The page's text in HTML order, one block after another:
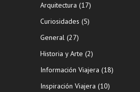
Arquitectura (17)
Curiosidades (5)
General (27)
Historia y Arte (2)
Información Viajera (18)
Inspiración Viajera (10)